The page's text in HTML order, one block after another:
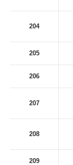
204
205
206
207
208
209